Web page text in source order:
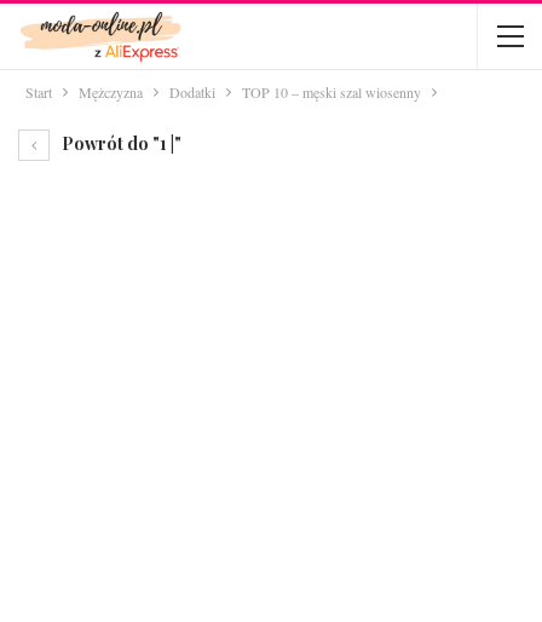
Start Mężczyzna Dodatki TOP 10 – męski szal wiosenny
Powrót do "1 |"